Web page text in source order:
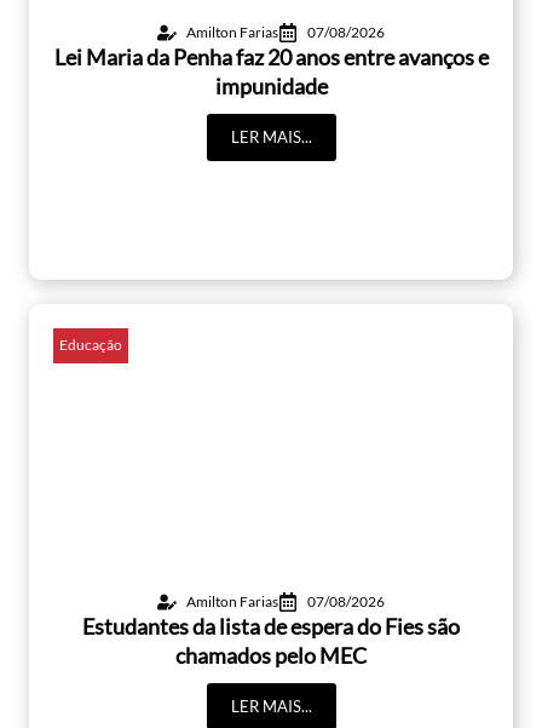
Amilton Farias 07/08/2026
Lei Maria da Penha faz 20 anos entre avanços e
impunidade
LER MAIS...
Educação
Amilton Farias 07/08/2026
Estudantes da lista de espera do Fies são
chamados pelo MEC
LER MAIS...